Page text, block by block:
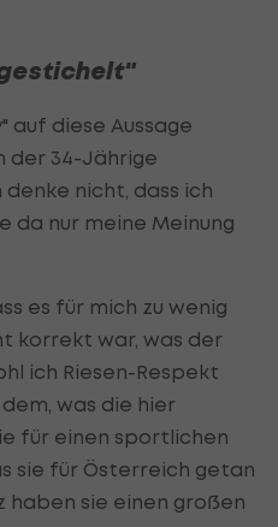
auf diese Aussage
der 34-Jährige
nicht, dass ich
da nur meine Meinung
es für mich zu wenig
korrekt war, was der
ich Riesen-Respekt
was die hier
für einen sportlichen
sie für Österreich getan
sie einen großen